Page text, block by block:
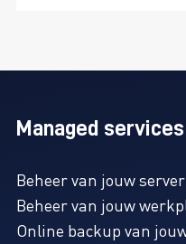
Managed services
Beheer van jouw server
Beheer van jouw
Online backup van